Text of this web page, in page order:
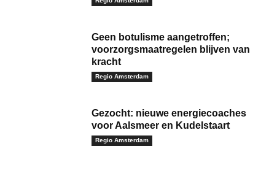
Geen botulisme aangetroffen;
voorzorgsmaatregelen blijven van
kracht
Regio Amsterdam
Gezocht: nieuwe energiecoaches
voor Aalsmeer en Kudelstaart
Regio Amsterdam